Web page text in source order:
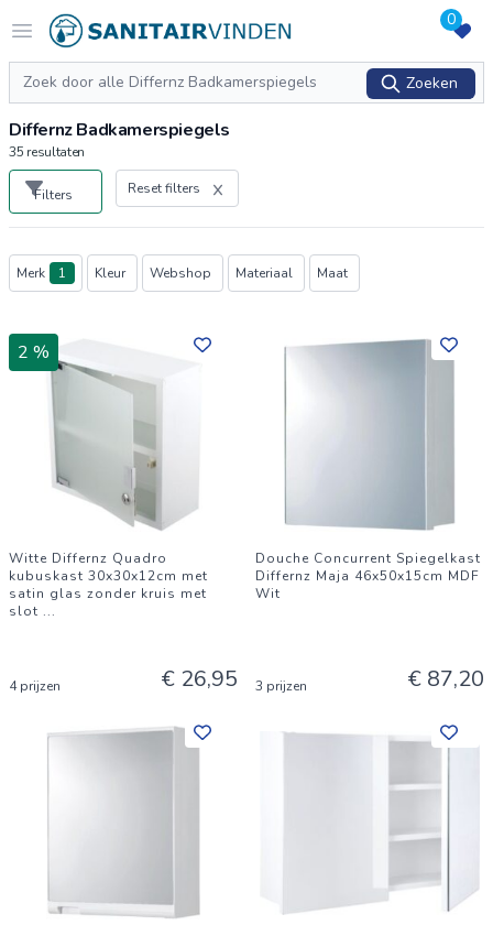
Open menu
Logo sanitairvinden.nl 0
Zoeken
Zoeken
Differnz Badkamerspiegels
35 resultaten
Filters Reset filters
Producten
Merk 1 Kleur Webshop Materiaal Maat
2 %
Witte Differnz Quadro
kubuskast 30x30x12cm met
satin glas zonder kruis met
slot ...
4 prijzen € 26,95
Douche Concurrent Spiegelkast
Differnz Maja 46x50x15cm MDF
Wit
3 prijzen € 87,20